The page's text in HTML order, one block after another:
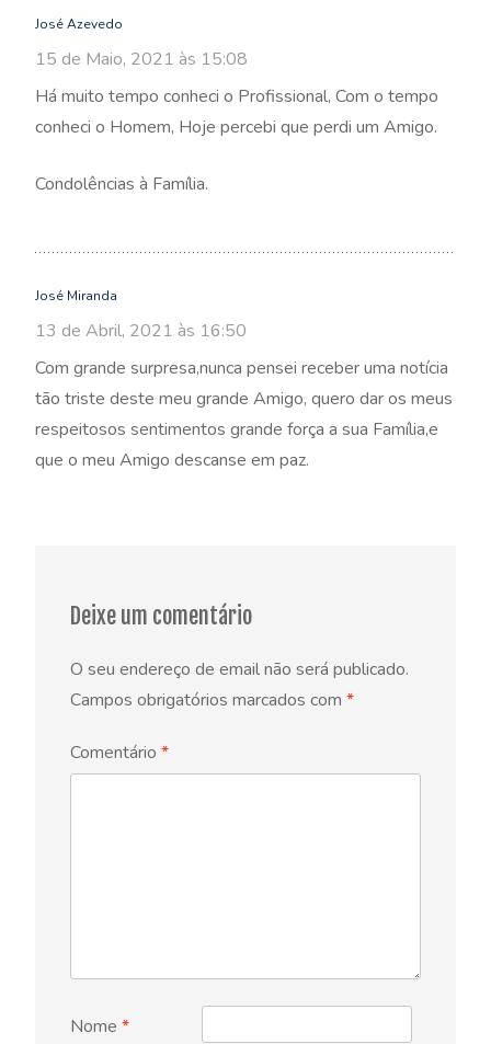
José Azevedo
15 de Maio, 2021 às 15:08
Há muito tempo conheci o Profissional, Com o tempo
conheci o Homem, Hoje percebi que perdi um Amigo.
Condolências à Família.
José Miranda
13 de Abril, 2021 às 16:50
Com grande surpresa,nunca pensei receber uma notícia
tão triste deste meu grande Amigo, quero dar os meus
respeitosos sentimentos grande força a sua Família,e
que o meu Amigo descanse em paz.
Deixe um comentário
O seu endereço de email não será publicado.
Campos obrigatórios marcados com *
Comentário *
Nome *